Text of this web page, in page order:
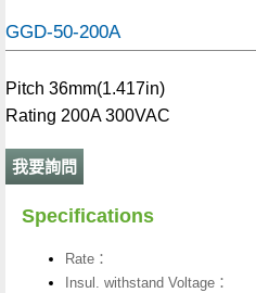
GGD-50-200A
Pitch 36mm(1.417in)
Rating 200A 300VAC
我要詢問
Specifications
Rate：
Insul. withstand Voltage：